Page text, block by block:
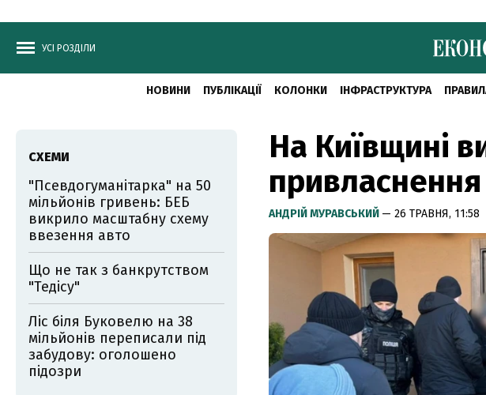
УСІ РОЗДІЛИ
НОВИНИ ПУБЛІКАЦІЇ КОЛОНКИ ІНФРАСТРУКТУРА
На Київщині
АНДРІЙ МУРАВСЬКИЙ — 26 ТРАВНЯ, 11:58
СХЕМИ
"Псевдогуманітарка" на 50
мільйонів гривень: БЕБ
викрило масштабну схему
ввезення авто
Що не так з банкрутством
"Тедісу"
Ліс біля Буковелю на 38
мільйонів переписали під
забудову: оголошено
підозри